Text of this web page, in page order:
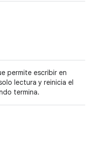
permite escribir en
lectura y reinicia el
termina.